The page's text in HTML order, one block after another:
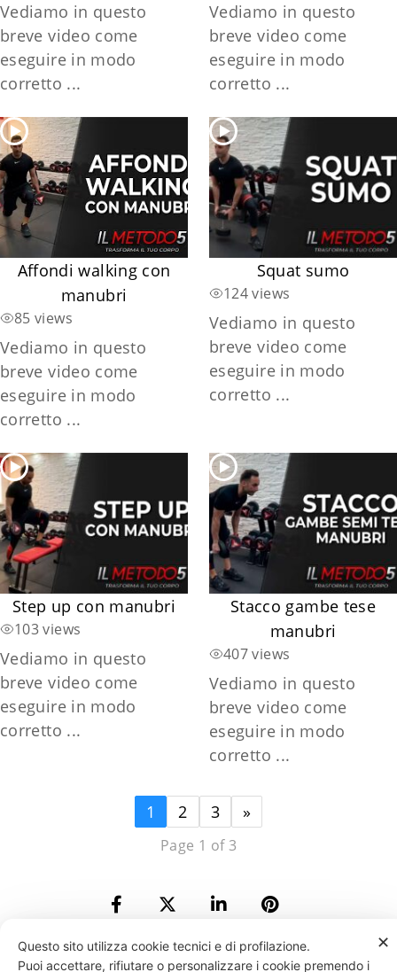
Vediamo in questo
breve video come
eseguire in modo
corretto ...
Vediamo in questo
breve video come
eseguire in modo
corretto ...
Affondi walking con
manubri
85 views
Vediamo in questo
breve video come
eseguire in modo
corretto ...
Squat sumo
124 views
Vediamo in questo
breve video come
eseguire in modo
corretto ...
Step up con manubri
103 views
Vediamo in questo
breve video come
eseguire in modo
corretto ...
Stacco gambe tese
manubri
407 views
Vediamo in questo
breve video come
eseguire in modo
corretto ...
1 2 3 »
Page 1 of 3
331 818 4777DANIELE ESPOSITOPARTITA IVA:08510111217 POWERED BY
✕
Questo sito utilizza cookie tecnici e di profilazione.
Puoi accettare, rifiutare o personalizzare i cookie premendo i